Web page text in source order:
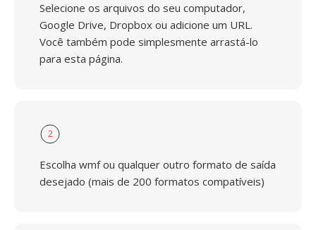
Selecione os arquivos do seu computador,
Google Drive, Dropbox ou adicione um URL.
Você também pode simplesmente arrastá-lo
para esta página.
2
Escolha wmf ou qualquer outro formato de saída
desejado (mais de 200 formatos compatíveis)